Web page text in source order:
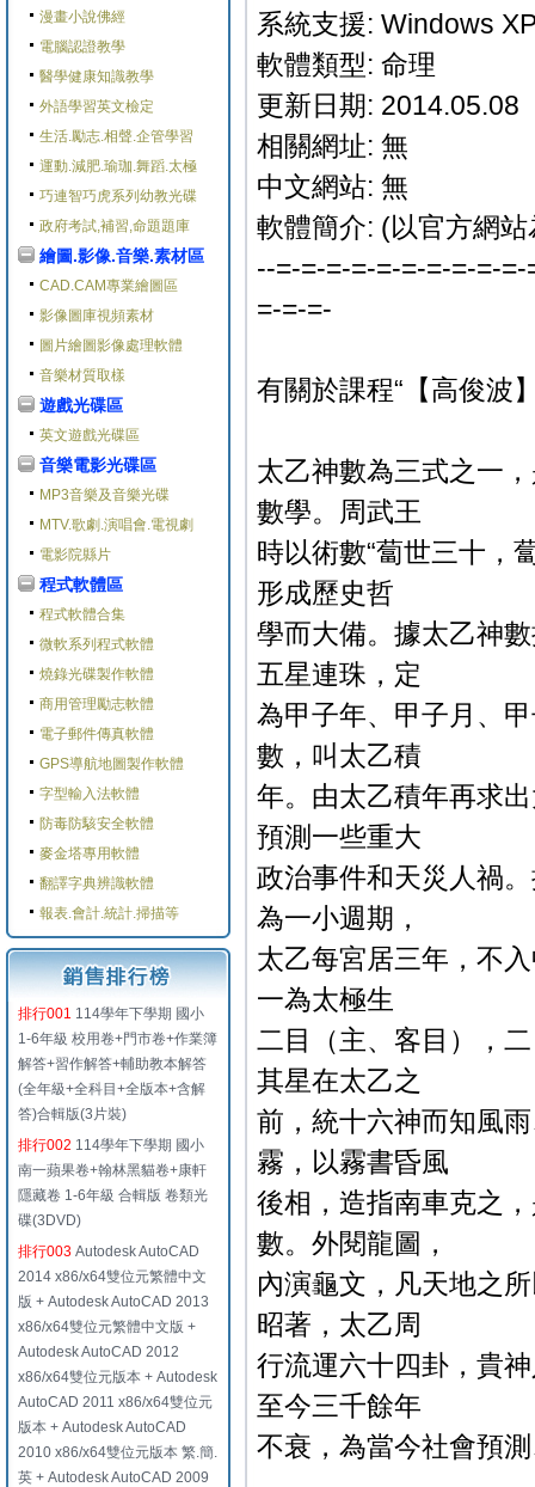
漫畫小說佛經
電腦認證教學
醫學健康知識教學
外語學習英文檢定
生活.勵志.相聲.企管學習
運動.減肥.瑜珈.舞蹈.太極
巧連智巧虎系列幼教光碟
政府考試,補習,命題題庫
繪圖.影像.音樂.素材區
CAD.CAM專業繪圖區
影像圖庫視頻素材
圖片繪圖影像處理軟體
音樂材質取樣
遊戲光碟區
英文遊戲光碟區
音樂電影光碟區
MP3音樂及音樂光碟
MTV.歌劇.演唱會.電視劇
電影院縣片
程式軟體區
程式軟體合集
微軟系列程式軟體
燒錄光碟製作軟體
商用管理勵志軟體
電子郵件傳真軟體
GPS導航地圖製作軟體
字型輸入法軟體
防毒防駭安全軟體
麥金塔專用軟體
翻譯字典辨識軟體
報表.會計.統計.掃描等
排行001 114學年下學期 國小
1-6年級 校用卷+門市卷+作業簿
解答+習作解答+輔助教本解答
(全年級+全科目+全版本+含解
答)合輯版(3片裝)
排行002 114學年下學期 國小
南一蘋果卷+翰林黑貓卷+康軒
隱藏卷 1-6年級 合輯版 卷類光
碟(3DVD)
排行003 Autodesk AutoCAD
2014 x86/x64雙位元繁體中文
版 + Autodesk AutoCAD 2013
x86/x64雙位元繁體中文版 +
Autodesk AutoCAD 2012
x86/x64雙位元版本 + Autodesk
AutoCAD 2011 x86/x64雙位元
版本 + Autodesk AutoCAD
2010 x86/x64雙位元版本 繁.簡.
英 + Autodesk AutoCAD 2009
系統支援: Windows
軟體類型: 命理
更新日期: 2014.05.08
相關網址: 無
中文網站: 無
軟體簡介: (以官方網站
--=-=-=-=-=-=-=-=-=-
=-=-=-
有關於課程“【高俊波
太乙神數為三式之一
數學。周武王
時以術數“蔔世三十，
形成歷史哲
學而大備。據太乙神
五星連珠，定
為甲子年、甲子月、
數，叫太乙積
年。由太乙積年再求
預測一些重大
政治事件和天災人禍
為一小週期，
太乙每宮居三年，不
一為太極生
二目（主、客目），
其星在太乙之
前，統十六神而知風
霧，以霧書昏風
後相，造指南車克之
數。外閱龍圖，
內演龜文，凡天地之
昭著，太乙周
行流運六十四卦，貴
至今三千餘年
不衰，為當今社會預